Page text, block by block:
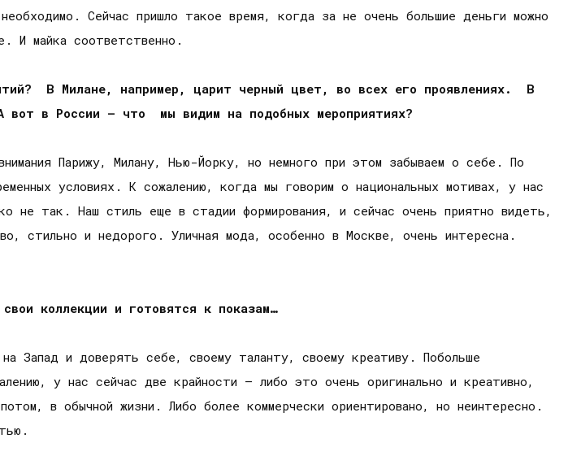
Сейчас пришло такое время, когда за не очень большие деньги можно
И майка соответственно.
В Милане, например, царит черный цвет, во всех его проявлениях. В
вот в России – что мы видим на подобных мероприятиях?
Парижу, Милану, Нью-Йорку, но немного при этом забываем о себе. По
условиях. К сожалению, когда мы говорим о национальных мотивах, у нас
не так. Наш стиль еще в стадии формирования, и сейчас очень приятно видеть,
стильно и недорого. Уличная мода, особенно в Москве, очень интересна.
коллекции и готовятся к показам…
Запад и доверять себе, своему таланту, своему креативу. Побольше
у нас сейчас две крайности – либо это очень оригинально и креативно,
в обычной жизни. Либо более коммерчески ориентировано, но неинтересно.